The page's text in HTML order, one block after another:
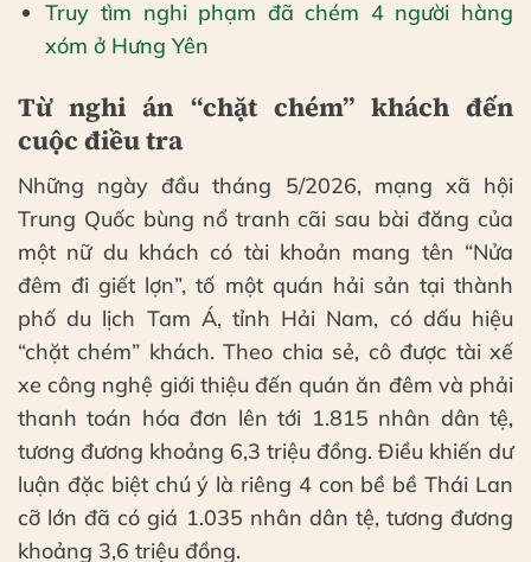
Truy tìm nghi phạm đã chém 4 người hàng
xóm ở Hưng Yên
Từ nghi án “chặt chém” khách đến
cuộc điều tra
Những ngày đầu tháng 5/2026, mạng xã hội
Trung Quốc bùng nổ tranh cãi sau bài đăng của
một nữ du khách có tài khoản mang tên “Nửa
đêm đi giết lợn”, tố một quán hải sản tại thành
phố du lịch Tam Á, tỉnh Hải Nam, có dấu hiệu
“chặt chém” khách. Theo chia sẻ, cô được tài xế
xe công nghệ giới thiệu đến quán ăn đêm và phải
thanh toán hóa đơn lên tới 1.815 nhân dân tệ,
tương đương khoảng 6,3 triệu đồng. Điều khiến dư
luận đặc biệt chú ý là riêng 4 con bề bề Thái Lan
cỡ lớn đã có giá 1.035 nhân dân tệ, tương đương
khoảng 3,6 triệu đồng.